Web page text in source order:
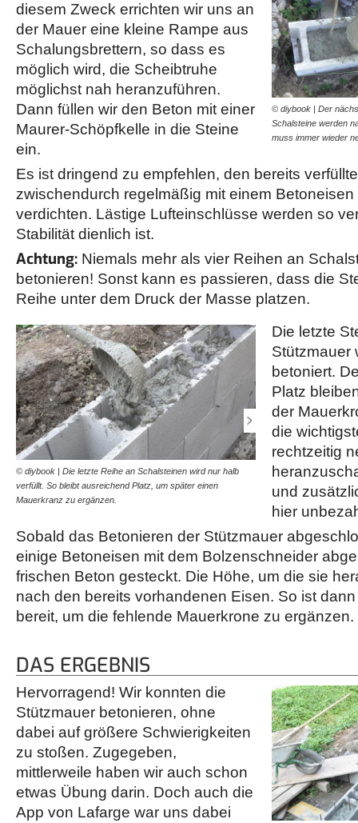
© diybook | Der
Schalsteine werden
muss immer wieder
diesem Zweck errichten wir uns an
der Mauer eine kleine Rampe aus
Schalungsbrettern, so dass es
möglich wird, die Scheibtruhe
möglichst nah heranzuführen.
Dann füllen wir den Beton mit einer
Maurer-Schöpfkelle in die Steine
ein.
Es ist dringend zu empfehlen, den bereits
zwischendurch regelmäßig mit einem
verdichten. Lästige Lufteinschlüsse werden so
Stabilität dienlich ist.
Achtung: Niemals mehr als vier Reihen an
betonieren! Sonst kann es passieren, dass die
Reihe unter dem Druck der Masse platzen.
© diybook | Die letzte Reihe an Schalsteinen wird nur halb
verfüllt. So bleibt ausreichend Platz, um später einen
Mauerkranz zu ergänzen.
© diybook | Das
rechtzeitige Nachschub
man auf helfende Hände…
Die letzte
Stützmauer
betoniert.
Platz
der
die
rechtzeitig
und
hier
Sobald das Betonieren der Stützmauer
einige Betoneisen mit dem Bolzenschneider
frischen Beton gesteckt. Die Höhe, um die sie
nach den bereits vorhandenen Eisen. So ist
bereit, um die fehlende Mauerkrone zu ergänzen.
DAS ERGEBNIS
Hervorragend! Wir konnten die
Stützmauer betonieren, ohne
dabei auf größere Schwierigkeiten
zu stoßen. Zugegeben,
mittlerweile haben wir auch schon
etwas Übung darin. Doch auch die
App von Lafarge war uns dabei